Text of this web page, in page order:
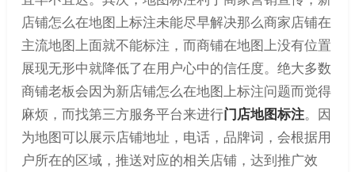
店铺怎么在地图上标注未能尽早解决那么商家店铺在
主流地图上面就不能标注，而商铺在地图上没有位置
展现无形中就降低了在用户心中的信任度。绝大多数
商铺老板会因为新店铺怎么在地图上标注问题而觉得
麻烦，而找第三方服务平台来进行门店地图标注。因
为地图可以展示店铺地址，电话，品牌词，会根据用
户所在的区域，推送对应的相关店铺，达到推广效